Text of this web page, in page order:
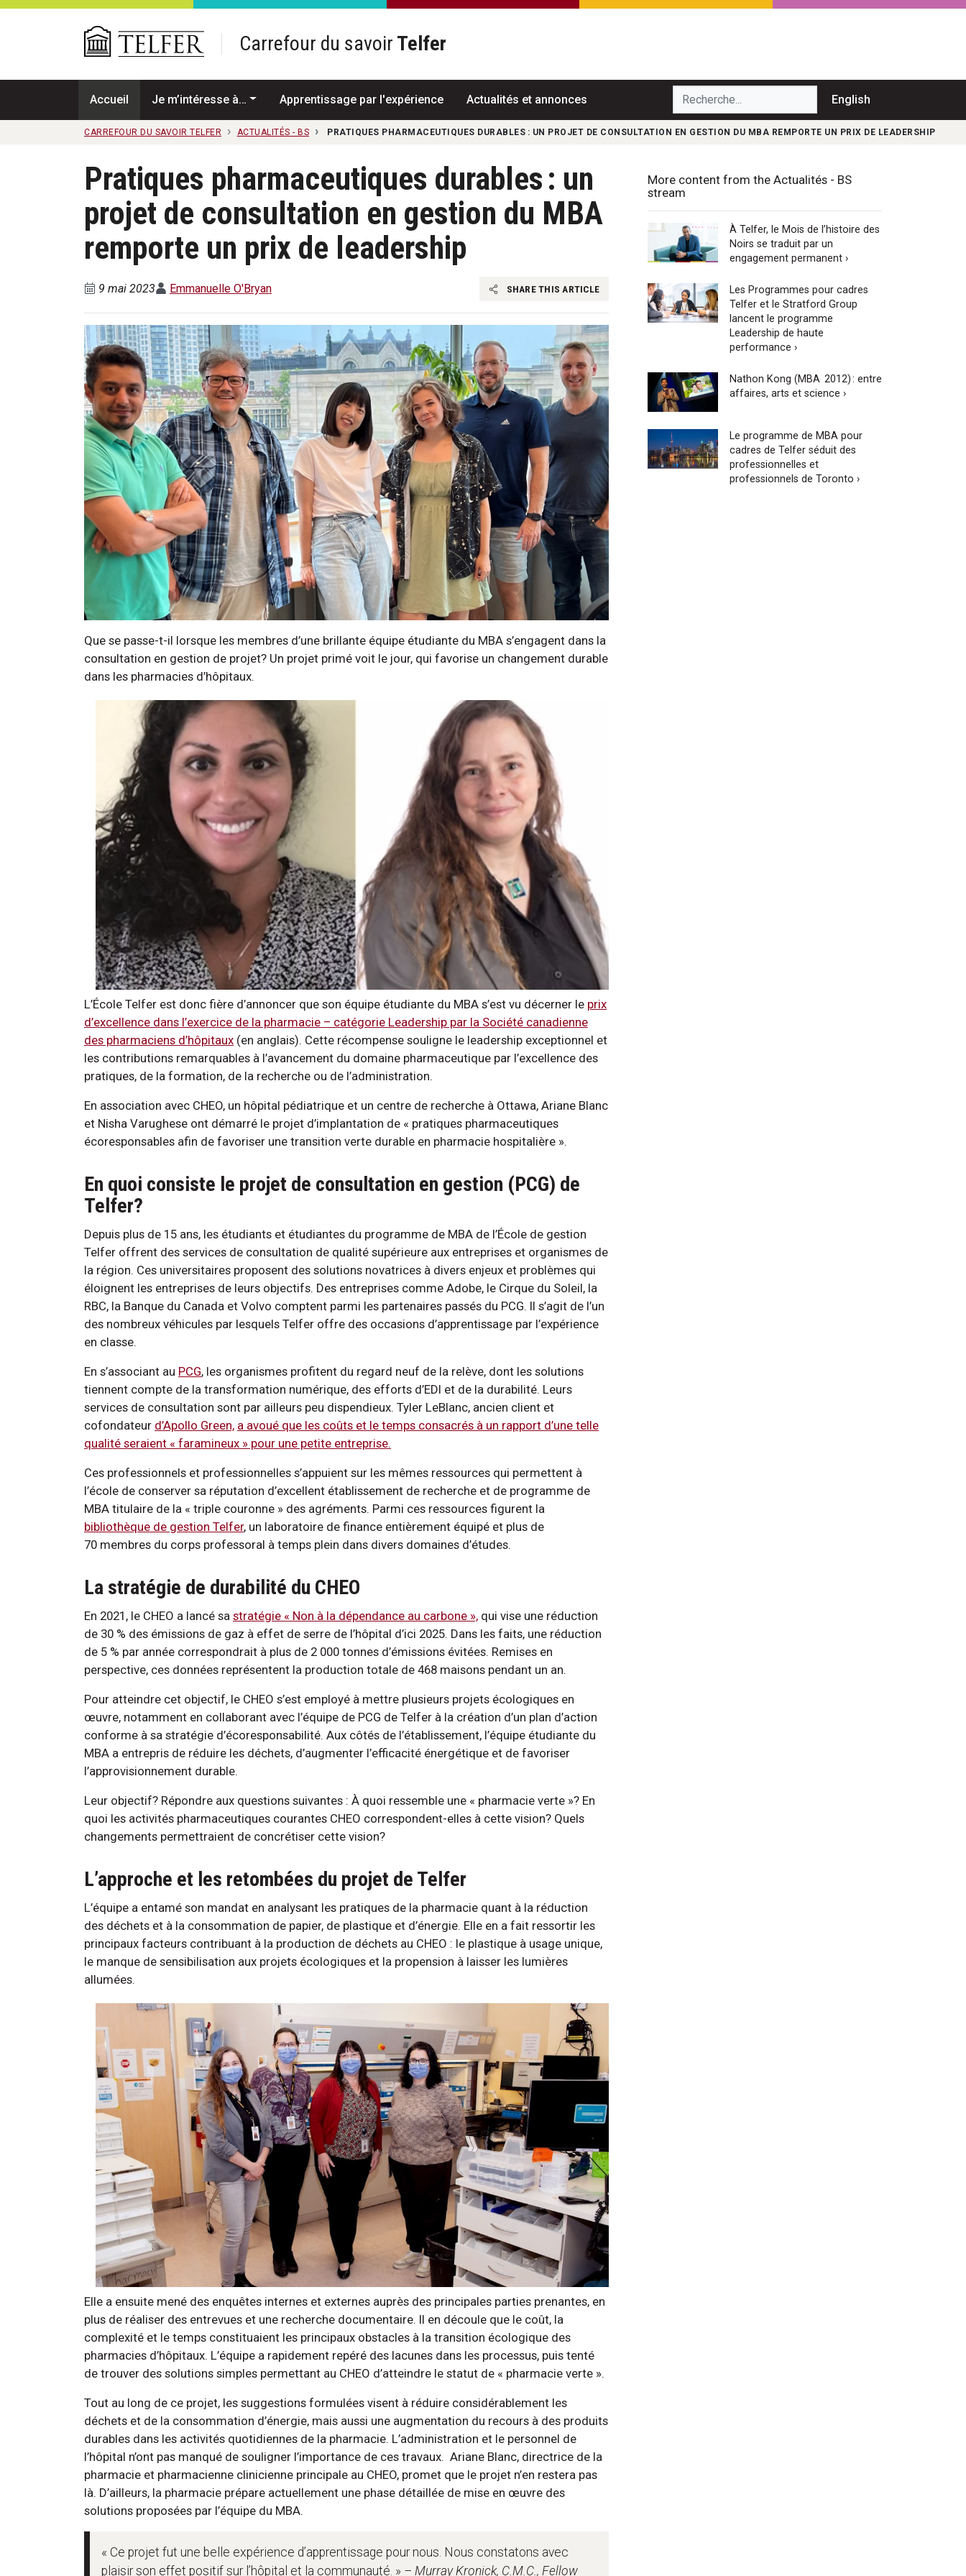
Passer au contenu principal
Carrefour du savoir Telfer
Accueil Je m’intéresse à… Apprentissage par l'expérience Actualités et annonces Recherche... English
CARREFOUR DU SAVOIR TELFER ACTUALITÉS - BS PRATIQUES PHARMACEUTIQUES DURABLES : UN PROJET DE CONSULTATION EN GESTION DU MBA REMPORTE UN PRIX DE LEADERSHIP
Pratiques pharmaceutiques durables : un
projet de consultation en gestion du MBA
remporte un prix de leadership
9 mai 2023 Emmanuelle O'Bryan SHARE THIS ARTICLE
Que se passe-t-il lorsque les membres d’une brillante équipe étudiante du MBA s’engagent dans la
consultation en gestion de projet? Un projet primé voit le jour, qui favorise un changement durable
dans les pharmacies d’hôpitaux.
L’École Telfer est donc fière d’annoncer que son équipe étudiante du MBA s’est vu décerner le prix
d’excellence dans l’exercice de la pharmacie – catégorie Leadership par la Société canadienne
des pharmaciens d’hôpitaux (en anglais). Cette récompense souligne le leadership exceptionnel et
les contributions remarquables à l’avancement du domaine pharmaceutique par l’excellence des
pratiques, de la formation, de la recherche ou de l’administration.
En association avec CHEO, un hôpital pédiatrique et un centre de recherche à Ottawa, Ariane Blanc
et Nisha Varughese ont démarré le projet d’implantation de « pratiques pharmaceutiques
écoresponsables afin de favoriser une transition verte durable en pharmacie hospitalière ».
En quoi consiste le projet de consultation en gestion (PCG) de
Telfer?
Depuis plus de 15 ans, les étudiants et étudiantes du programme de MBA de l’École de gestion
Telfer offrent des services de consultation de qualité supérieure aux entreprises et organismes de
la région. Ces universitaires proposent des solutions novatrices à divers enjeux et problèmes qui
éloignent les entreprises de leurs objectifs. Des entreprises comme Adobe, le Cirque du Soleil, la
RBC, la Banque du Canada et Volvo comptent parmi les partenaires passés du PCG. Il s’agit de l’un
des nombreux véhicules par lesquels Telfer offre des occasions d’apprentissage par l’expérience
en classe.
En s’associant au PCG, les organismes profitent du regard neuf de la relève, dont les solutions
tiennent compte de la transformation numérique, des efforts d’EDI et de la durabilité. Leurs
services de consultation sont par ailleurs peu dispendieux. Tyler LeBlanc, ancien client et
cofondateur d’Apollo Green, a avoué que les coûts et le temps consacrés à un rapport d’une telle
qualité seraient « faramineux » pour une petite entreprise.
Ces professionnels et professionnelles s’appuient sur les mêmes ressources qui permettent à
l’école de conserver sa réputation d’excellent établissement de recherche et de programme de
MBA titulaire de la « triple couronne » des agréments. Parmi ces ressources figurent la
bibliothèque de gestion Telfer, un laboratoire de finance entièrement équipé et plus de
70 membres du corps professoral à temps plein dans divers domaines d’études.
La stratégie de durabilité du CHEO
En 2021, le CHEO a lancé sa stratégie « Non à la dépendance au carbone », qui vise une réduction
de 30 % des émissions de gaz à effet de serre de l’hôpital d’ici 2025. Dans les faits, une réduction
de 5 % par année correspondrait à plus de 2 000 tonnes d’émissions évitées. Remises en
perspective, ces données représentent la production totale de 468 maisons pendant un an.
Pour atteindre cet objectif, le CHEO s’est employé à mettre plusieurs projets écologiques en
œuvre, notamment en collaborant avec l’équipe de PCG de Telfer à la création d’un plan d’action
conforme à sa stratégie d’écoresponsabilité. Aux côtés de l’établissement, l’équipe étudiante du
MBA a entrepris de réduire les déchets, d’augmenter l’efficacité énergétique et de favoriser
l’approvisionnement durable.
Leur objectif? Répondre aux questions suivantes : À quoi ressemble une « pharmacie verte »? En
quoi les activités pharmaceutiques courantes CHEO correspondent-elles à cette vision? Quels
changements permettraient de concrétiser cette vision?
L’approche et les retombées du projet de Telfer
L’équipe a entamé son mandat en analysant les pratiques de la pharmacie quant à la réduction
des déchets et à la consommation de papier, de plastique et d’énergie. Elle en a fait ressortir les
principaux facteurs contribuant à la production de déchets au CHEO : le plastique à usage unique,
le manque de sensibilisation aux projets écologiques et la propension à laisser les lumières
allumées.
Elle a ensuite mené des enquêtes internes et externes auprès des principales parties prenantes, en
plus de réaliser des entrevues et une recherche documentaire. Il en découle que le coût, la
complexité et le temps constituaient les principaux obstacles à la transition écologique des
pharmacies d’hôpitaux. L’équipe a rapidement repéré des lacunes dans les processus, puis tenté
de trouver des solutions simples permettant au CHEO d’atteindre le statut de « pharmacie verte ».
Tout au long de ce projet, les suggestions formulées visent à réduire considérablement les
déchets et de la consommation d’énergie, mais aussi une augmentation du recours à des produits
durables dans les activités quotidiennes de la pharmacie. L’administration et le personnel de
l’hôpital n’ont pas manqué de souligner l’importance de ces travaux. Ariane Blanc, directrice de la
pharmacie et pharmacienne clinicienne principale au CHEO, promet que le projet n’en restera pas
là. D’ailleurs, la pharmacie prépare actuellement une phase détaillée de mise en œuvre des
solutions proposées par l’équipe du MBA.
« Ce projet fut une belle expérience d’apprentissage pour nous. Nous constatons avec
plaisir son effet positif sur l’hôpital et la communauté. » – Murray Kronick, C.M.C., Fellow
More content from the Actualités - BS
stream
À Telfer, le Mois de l’histoire des
Noirs se traduit par un
engagement permanent ›
Les Programmes pour cadres
Telfer et le Stratford Group
lancent le programme
Leadership de haute
performance ›
Nathon Kong (MBA 2012) : entre
affaires, arts et science ›
Le programme de MBA pour
cadres de Telfer séduit des
professionnelles et
professionnels de Toronto ›